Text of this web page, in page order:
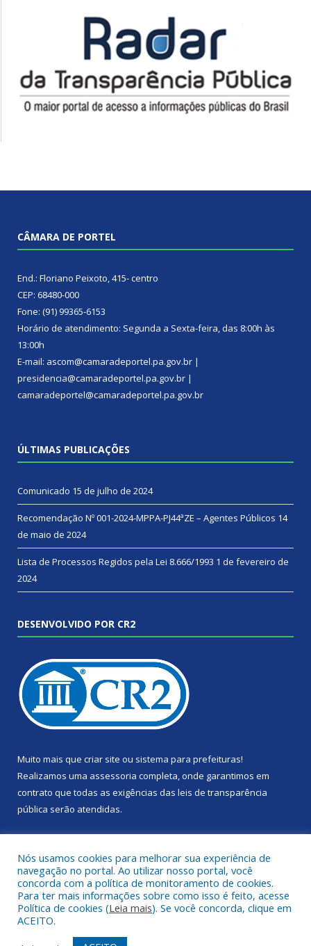
CÂMARA DE PORTEL
End.: Floriano Peixoto, 415- centro
CEP: 68480-000
Fone: (91) 99365-6153
Horário de atendimento: Segunda a Sexta-feira, das 8:00h às
13:00h
E-mail: ascom@camaradeportel.pa.gov.br |
presidencia@camaradeportel.pa.gov.br |
camaradeportel@camaradeportel.pa.gov.br
ÚLTIMAS PUBLICAÇÕES
Comunicado 15 de julho de 2024
Recomendação Nº 001-2024-MPPA-PJ44ªZE – Agentes Públicos 14
de maio de 2024
Lista de Processos Regidos pela Lei 8.666/1993 1 de fevereiro de
2024
DESENVOLVIDO POR CR2
Muito mais que criar site ou sistema para prefeituras!
Realizamos uma assessoria completa, onde garantimos em
contrato que todas as exigências das leis de transparência
pública serão atendidas.
Todos os direitos reservados a Câmara Municipal de Portel.
Nós usamos cookies para melhorar sua experiência de
navegação no portal. Ao utilizar nosso portal, você
concorda com a política de monitoramento de cookies.
Para ter mais informações sobre como isso é feito, acesse
Política de cookies (Leia mais). Se você concorda, clique em
ACEITO.